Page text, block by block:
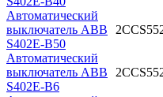
Автоматический
выключатель ABB
S402E-B50
Автоматический
выключатель ABB
S402E-B6